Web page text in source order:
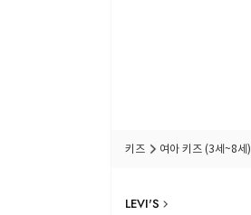
키즈 여아 키즈 (3세~8세)
LEVI'S